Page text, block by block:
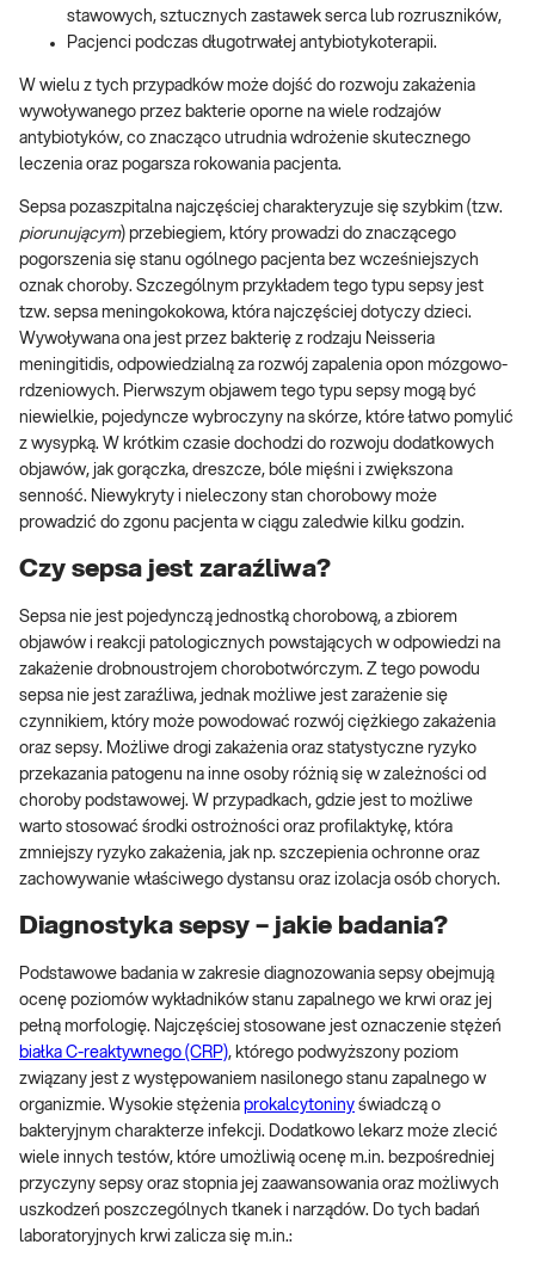
stawowych, sztucznych zastawek serca lub rozruszników,
Pacjenci podczas długotrwałej antybiotykoterapii.
W wielu z tych przypadków może dojść do rozwoju zakażenia
wywoływanego przez bakterie oporne na wiele rodzajów
antybiotyków, co znacząco utrudnia wdrożenie skutecznego
leczenia oraz pogarsza rokowania pacjenta.
Sepsa pozaszpitalna najczęściej charakteryzuje się szybkim (tzw.
piorunującym) przebiegiem, który prowadzi do znaczącego
pogorszenia się stanu ogólnego pacjenta bez wcześniejszych
oznak choroby. Szczególnym przykładem tego typu sepsy jest
tzw. sepsa meningokokowa, która najczęściej dotyczy dzieci.
Wywoływana ona jest przez bakterię z rodzaju Neisseria
meningitidis, odpowiedzialną za rozwój zapalenia opon mózgowo-
rdzeniowych. Pierwszym objawem tego typu sepsy mogą być
niewielkie, pojedyncze wybroczyny na skórze, które łatwo pomylić
z wysypką. W krótkim czasie dochodzi do rozwoju dodatkowych
objawów, jak gorączka, dreszcze, bóle mięśni i zwiększona
senność. Niewykryty i nieleczony stan chorobowy może
prowadzić do zgonu pacjenta w ciągu zaledwie kilku godzin.
Czy sepsa jest zaraźliwa?
Sepsa nie jest pojedynczą jednostką chorobową, a zbiorem
objawów i reakcji patologicznych powstających w odpowiedzi na
zakażenie drobnoustrojem chorobotwórczym. Z tego powodu
sepsa nie jest zaraźliwa, jednak możliwe jest zarażenie się
czynnikiem, który może powodować rozwój ciężkiego zakażenia
oraz sepsy. Możliwe drogi zakażenia oraz statystyczne ryzyko
przekazania patogenu na inne osoby różnią się w zależności od
choroby podstawowej. W przypadkach, gdzie jest to możliwe
warto stosować środki ostrożności oraz profilaktykę, która
zmniejszy ryzyko zakażenia, jak np. szczepienia ochronne oraz
zachowywanie właściwego dystansu oraz izolacja osób chorych.
Diagnostyka sepsy – jakie badania?
Podstawowe badania w zakresie diagnozowania sepsy obejmują
ocenę poziomów wykładników stanu zapalnego we krwi oraz jej
pełną morfologię. Najczęściej stosowane jest oznaczenie stężeń
białka C-reaktywnego (CRP), którego podwyższony poziom
związany jest z występowaniem nasilonego stanu zapalnego w
organizmie. Wysokie stężenia prokalcytoniny świadczą o
bakteryjnym charakterze infekcji. Dodatkowo lekarz może zlecić
wiele innych testów, które umożliwią ocenę m.in. bezpośredniej
przyczyny sepsy oraz stopnia jej zaawansowania oraz możliwych
uszkodzeń poszczególnych tkanek i narządów. Do tych badań
laboratoryjnych krwi zalicza się m.in.: